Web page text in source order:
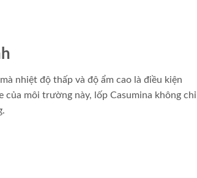
nhiệt độ thấp và độ ẩm cao là điều kiện
môi trường này, lốp Casumina không chỉ